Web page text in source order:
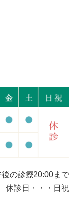
の診療20:00まで
休診日・・・日祝